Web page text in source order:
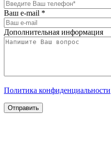
Ваш e-mail *
Дополнительная информация
Политика конфиденциальности